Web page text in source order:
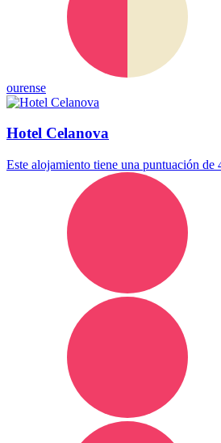
ourense
Hotel Celanova
Este alojamiento tiene una puntuación de